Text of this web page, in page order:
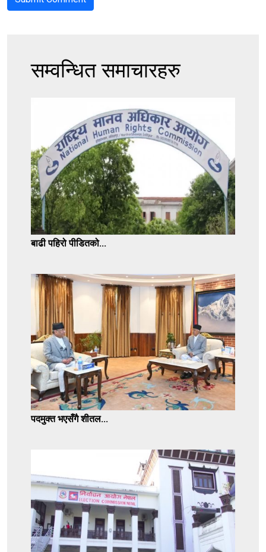
सम्वन्धित समाचारहरु
बाढी पहिरो पीडितको...
पदमुक्त भएसँगै शीतल...